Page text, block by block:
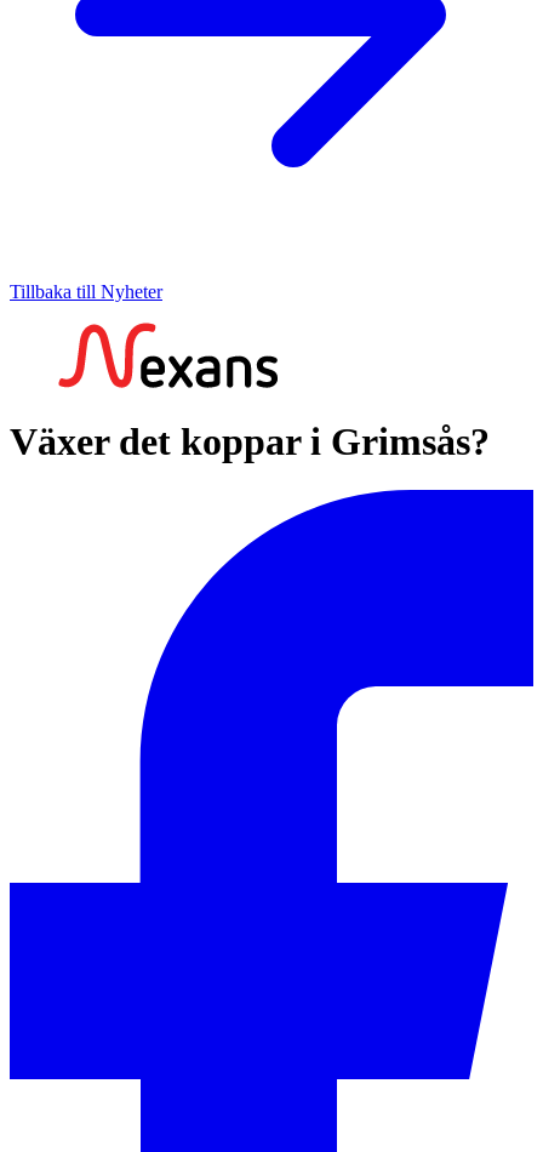
Tillbaka till Nyheter
Växer det koppar i Grimsås?